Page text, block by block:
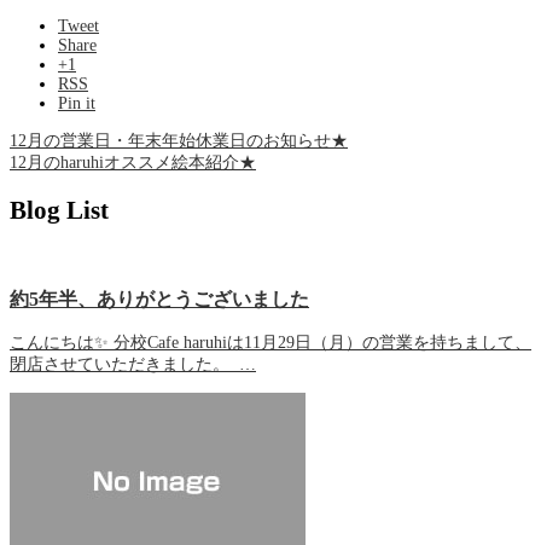
Tweet
Share
+1
RSS
Pin it
12月の営業日・年末年始休業日のお知らせ★
12月のharuhiオススメ絵本紹介★
Blog List
約5年半、ありがとうございました
こんにちは✨ 分校Cafe haruhiは11月29日（月）の営業を持ちまして、
閉店させていただきました。 …